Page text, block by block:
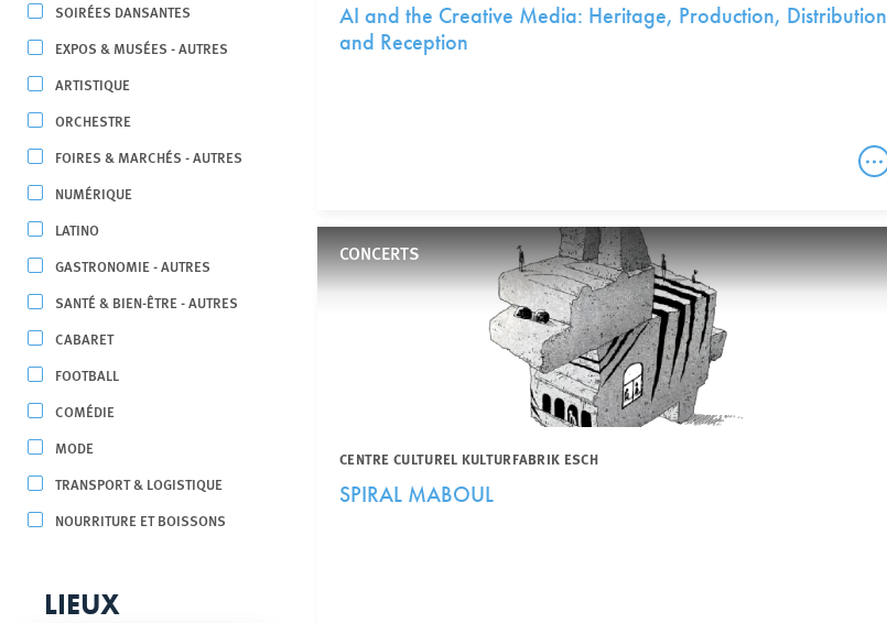
SOIRÉES DANSANTES
EXPOS & MUSÉES - AUTRES
ARTISTIQUE
ORCHESTRE
FOIRES & MARCHÉS - AUTRES
NUMÉRIQUE
LATINO
GASTRONOMIE - AUTRES
SANTÉ & BIEN-ÊTRE - AUTRES
CABARET
FOOTBALL
COMÉDIE
MODE
TRANSPORT & LOGISTIQUE
NOURRITURE ET BOISSONS
LIEUX
AI and the Creative Media: Heritage, Production, Distribution
and Reception
CONCERTS
CENTRE CULTUREL KULTURFABRIK ESCH
SPIRAL MABOUL